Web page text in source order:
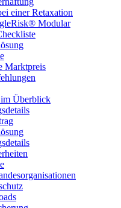
einer Retaxation
Modular
Marktpreis
Überblick